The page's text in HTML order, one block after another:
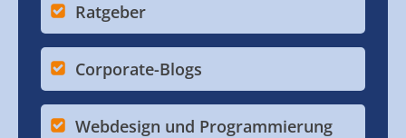
Ratgeber
Corporate-Blogs
Webdesign und Programmierung